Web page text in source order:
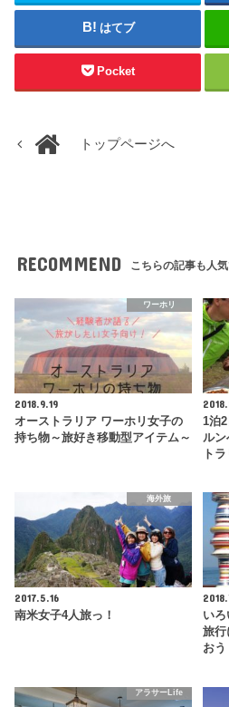
はてブ
Pocket
トップページへ
RECOMMEND こちらの記事も人気
ワーホリ
2018.9.19
オーストラリア ワーホリ女子の
持ち物～旅好き移動型アイテム～
1泊
ルン
ト
海外旅
2017.5.16
南米女子4人旅っ！
いろ
旅行
お
アラサーLife